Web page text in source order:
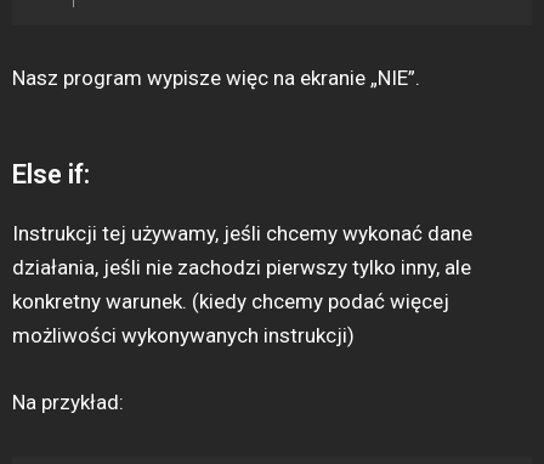
Nasz program wypisze więc na ekranie „NIE”.
Else if:
Instrukcji tej używamy, jeśli chcemy wykonać dane
działania, jeśli nie zachodzi pierwszy tylko inny, ale
konkretny warunek. (kiedy chcemy podać więcej
możliwości wykonywanych instrukcji)
Na przykład: